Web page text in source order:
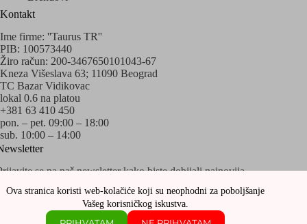
Ova stranica koristi web-kolačiće koji su neophodni za poboljšanje
Vašeg korisničkog iskustva.
Kontakt
Ime firme: ''Taurus TR''
PIB: 100573440
Žiro račun: 200-3467650101043-67
Kneza Višeslava 63; 11090 Beograd
TC Bazar Vidikovac
lokal 0.6 na platou
+381 63 410 450
pon. – pet. 09:00 – 18:00
sub. 10:00 – 14:00
se na naš newsletter kako biste dobijali najnovija